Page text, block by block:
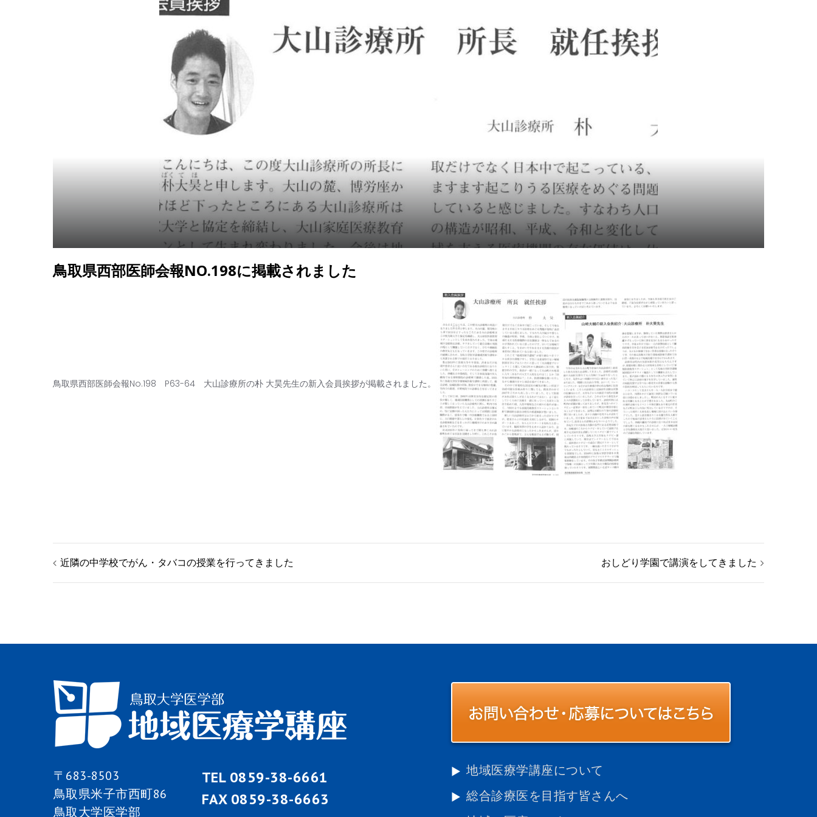
鳥取県西部医師会報NO.198に掲載されました
鳥取県西部医師会報No.198 P63-64 大山診療所の朴 大昊先生の新入会員挨拶が掲載されました。
投
ゲ
ー
シ
ョ
ン
近隣の中学校でがん・タバコの授業を行ってきました おしどり学園で講演をしてきました
〒683-8503
鳥取県米子市西町86
鳥取大学医学部
TEL 0859-38-6661
FAX 0859-38-6663
地域医療学講座について
総合診療医を目指す皆さんへ